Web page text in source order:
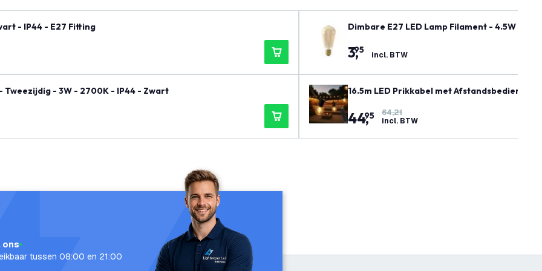
- IP44 - E27 Fitting
- 3W - 2700K - IP44 - Zwart
Dimbare E27 LED Lamp Filament - 4.5W -
3,
95 incl. BTW
16.5m LED Prikkabel met Afstandsbediening
Lampen - G40 - Plug & Play
44,
95
64,21
incl. BTW
ons
tussen 08:00 en 21:00